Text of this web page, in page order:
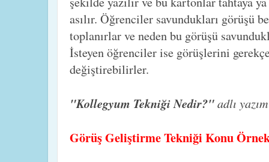
asılır. Öğrenciler savundukları görüşü
toplanırlar ve neden bu görüşü
İsteyen öğrenciler ise görüşlerini
değiştirebilirler.
"Kollegyum Tekniği Nedir?"adlı
Görüş Geliştirme Tekniği Konu